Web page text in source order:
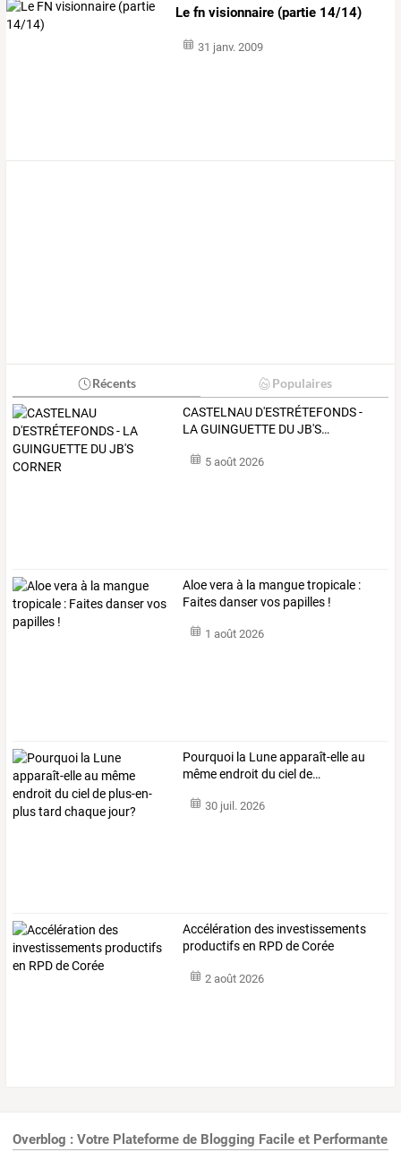
Le fn visionnaire (partie 14/14)
31 janv. 2009
Récents Populaires
CASTELNAU D'ESTRÉTEFONDS-
LAGUINGUETTE DUJB'S…
5 août 2026
Aloe vera à la mangue tropicale :
Faites danser vos papilles !
1 août 2026
Pourquoi la Luneapparaît-elleau
mêmeendroit du ciel de…
30 juil. 2026
Accélération des investissements
productifs en RPD de Corée
2 août 2026
Overblog : Votre Plateforme de Blogging Facile et Performante